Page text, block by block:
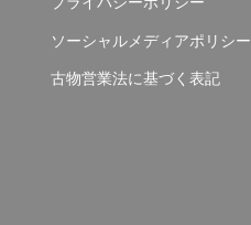
ソーシャルメディアポリシー
古物営業法に基づく表記